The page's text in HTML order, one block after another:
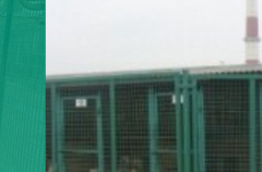
Приют Малинки
город! Сотни